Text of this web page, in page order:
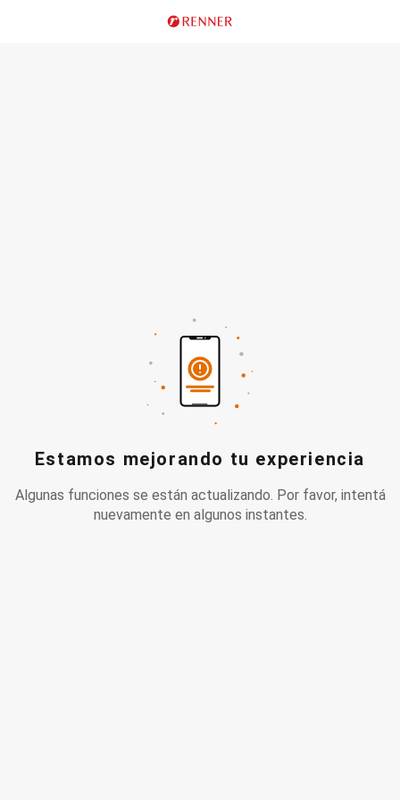
Estamos mejorando tu experiencia
Algunas funciones se están actualizando. Por favor, intentá
nuevamente en algunos instantes.